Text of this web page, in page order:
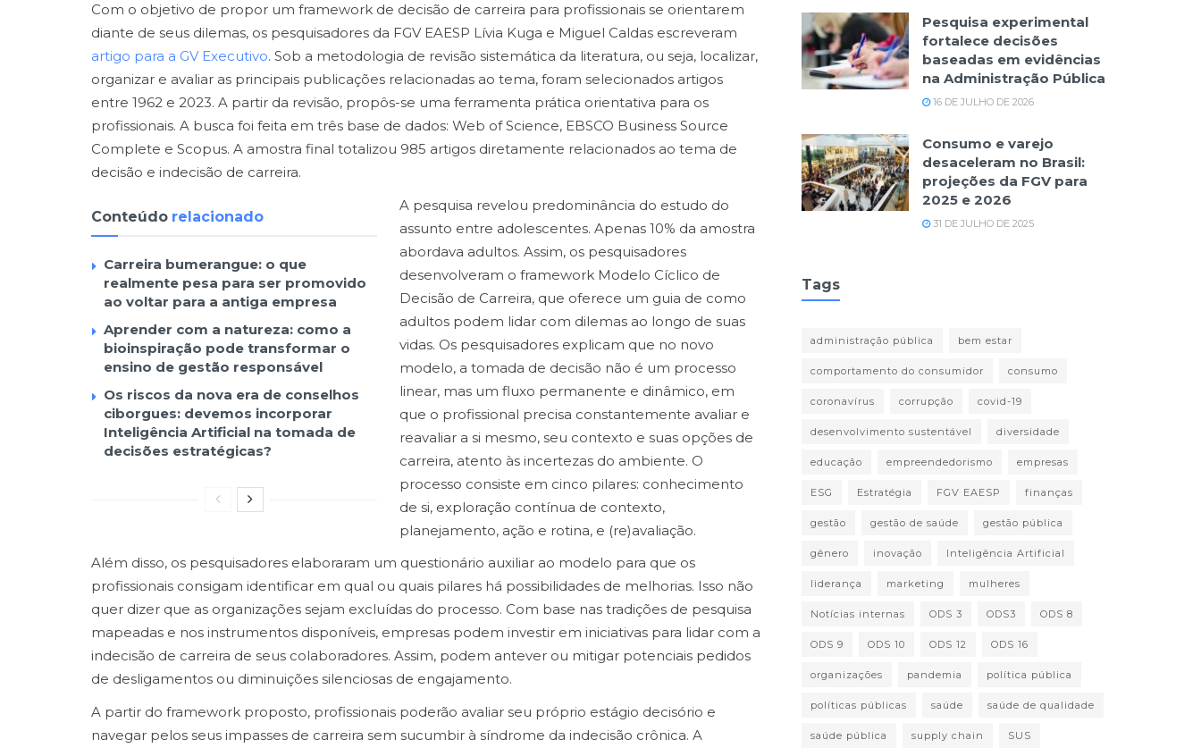
Com o objetivo de propor um framework de decisão de carreira para profissionais se orientarem
diante de seus dilemas, os pesquisadores da FGV EAESP Lívia Kuga e Miguel Caldas escreveram
artigo para a GV Executivo. Sob a metodologia de revisão sistemática da literatura, ou seja, localizar,
organizar e avaliar as principais publicações relacionadas ao tema, foram selecionados artigos
entre 1962 e 2023. A partir da revisão, propôs-se uma ferramenta prática orientativa para os
profissionais. A busca foi feita em três base de dados: Web of Science, EBSCO Business Source
Complete e Scopus. A amostra final totalizou 985 artigos diretamente relacionados ao tema de
decisão e indecisão de carreira.
Conteúdo relacionado
Carreira bumerangue: o que
realmente pesa para ser promovido
ao voltar para a antiga empresa
Aprender com a natureza: como a
bioinspiração pode transformar o
ensino de gestão responsável
Os riscos da nova era de conselhos
ciborgues: devemos incorporar
Inteligência Artificial na tomada de
decisões estratégicas?
A pesquisa revelou predominância do estudo do
assunto entre adolescentes. Apenas 10% da amostra
abordava adultos. Assim, os pesquisadores
desenvolveram o framework Modelo Cíclico de
Decisão de Carreira, que oferece um guia de como
adultos podem lidar com dilemas ao longo de suas
vidas. Os pesquisadores explicam que no novo
modelo, a tomada de decisão não é um processo
linear, mas um fluxo permanente e dinâmico, em
que o profissional precisa constantemente avaliar e
reavaliar a si mesmo, seu contexto e suas opções de
carreira, atento às incertezas do ambiente. O
processo consiste em cinco pilares: conhecimento
de si, exploração contínua de contexto,
planejamento, ação e rotina, e (re)avaliação.
Além disso, os pesquisadores elaboraram um questionário auxiliar ao modelo para que os
profissionais consigam identificar em qual ou quais pilares há possibilidades de melhorias. Isso não
quer dizer que as organizações sejam excluídas do processo. Com base nas tradições de pesquisa
mapeadas e nos instrumentos disponíveis, empresas podem investir em iniciativas para lidar com a
indecisão de carreira de seus colaboradores. Assim, podem antever ou mitigar potenciais pedidos
de desligamentos ou diminuições silenciosas de engajamento.
A partir do framework proposto, profissionais poderão avaliar seu próprio estágio decisório e
navegar pelos seus impasses de carreira sem sucumbir à síndrome da indecisão crônica. A
Pesquisa experimental
fortalece decisões
baseadas em evidências
na Administração Pública
16 DE JULHO DE 2026
Consumo e varejo
desaceleram no Brasil:
projeções da FGV para
2025 e 2026
31 DE JULHO DE 2025
Tags
administração pública bem estar
comportamento do consumidor consumo
coronavírus corrupção covid-19
desenvolvimento sustentável diversidade
educação empreendedorismo empresas
ESG Estratégia FGV EAESP finanças
gestão gestão de saúde gestão pública
gênero inovação Inteligência Artificial
liderança marketing mulheres
Notícias internas ODS 3 ODS3 ODS 8
ODS 9 ODS 10 ODS 12 ODS 16
organizações pandemia política pública
políticas públicas saúde saúde de qualidade
saúde pública supply chain SUS